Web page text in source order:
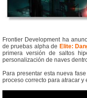
Frontier Development ha
de pruebas alpha de Elite:
primera versión de saltos
personalización de naves
Para presentar esta nueva
proceso correcto para atracar